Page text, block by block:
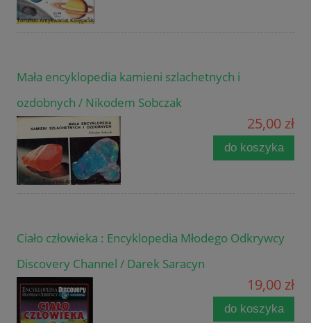
Mała encyklopedia kamieni szlachetnych i
ozdobnych / Nikodem Sobczak
25,00 zł
do koszyka
Ciało człowieka : Encyklopedia Młodego Odkrywcy
Discovery Channel / Darek Saracyn
19,00 zł
do koszyka